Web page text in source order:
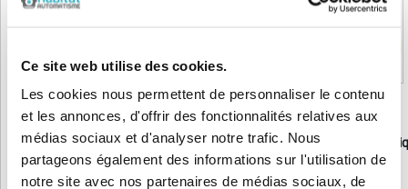
Ce site web utilise des cookies.
Les cookies nous permettent de personnaliser le contenu
et les annonces, d'offrir des fonctionnalités relatives aux
médias sociaux et d'analyser notre trafic. Nous
partageons également des informations sur l'utilisation de
notre site avec nos partenaires de médias sociaux, de
LIVRAISON OFFERTE
Faac 200MPS Platine électronique FAAC Platine